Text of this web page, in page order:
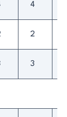
4
2
3